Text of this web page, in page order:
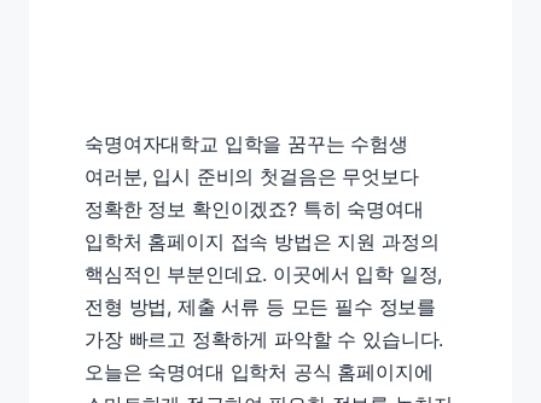
숙명여자대학교 입학을 꿈꾸는 수험생
여러분, 입시 준비의 첫걸음은 무엇보다
정확한 정보 확인이겠죠? 특히 숙명여대
입학처 홈페이지 접속 방법은 지원 과정의
핵심적인 부분인데요. 이곳에서 입학 일정,
전형 방법, 제출 서류 등 모든 필수 정보를
가장 빠르고 정확하게 파악할 수 있습니다.
오늘은 숙명여대 입학처 공식 홈페이지에